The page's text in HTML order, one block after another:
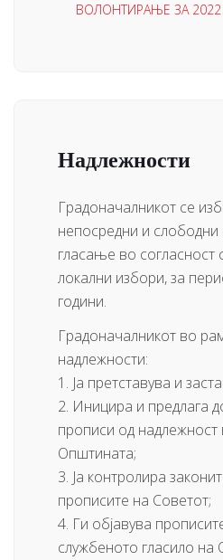
ВОЛОНТИРАЊЕ ЗА
Надлежности
Градоначалникот се
непосредни и слободни
гласање во согласност
локални избори, за
години.
Градоначалникот во
надлежности:
1. Ја претставува и
2. Иницира и предлага
прописи од надлежност
Општината;
3. Ја контролира
прописите на Советот;
4. Ги објавува
службеното гласило на